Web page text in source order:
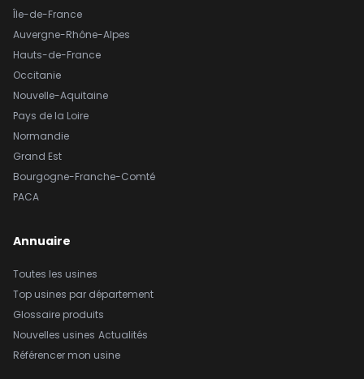
Île-de-France
Auvergne-Rhône-Alpes
Hauts-de-France
Occitanie
Nouvelle-Aquitaine
Pays de la Loire
Normandie
Grand Est
Bourgogne-Franche-Comté
PACA
Annuaire
Toutes les usines
Top usines par département
Glossaire produits
Nouvelles usines Actualités
Référencer mon usine